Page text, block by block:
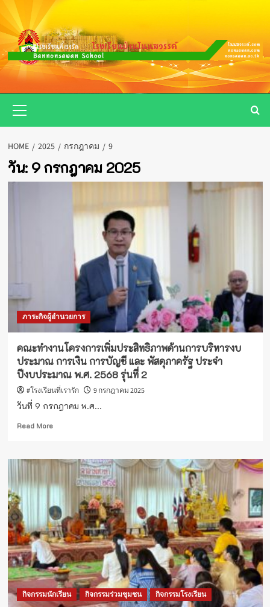
Skip
content
Menu
HOME 2025 กรกฎาคม 9
วัน: 9 กรกฎาคม 2025
ภาระกิจผู้อำนวยการ
คณะทำงานโครงการเพิ่มประสิทธิภาพด้านการบริหารงบ
ประมาณ การเงิน การบัญชี และ พัสดุภาครัฐ ประจำ
ปีงบประมาณ พ.ศ. 2568 รุ่นที่ 2
#โรงเรียนที่เรารัก 9 กรกฎาคม 2025
วันที่ 9 กรกฎาคม พ.ศ...
Read MoreRead
คณะ
โครงการ
ประสิทธิภาพ
ด้าน
การ
บริหาร
งบ
ประมาณ
การ
เงิน
การ
กิจกรรมนักเรียน กิจกรรมร่วมชุมชน กิจกรรมโรงเรียน